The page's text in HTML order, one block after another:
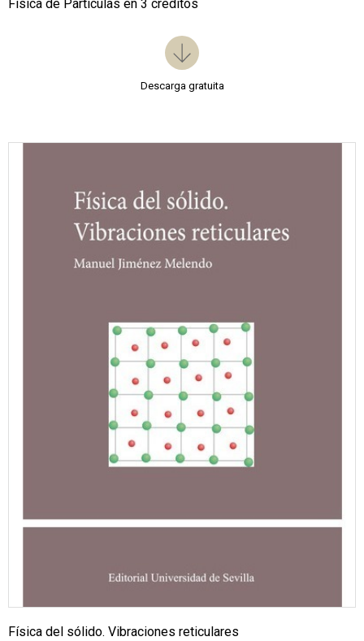
Física de Partículas en 3 créditos
Descarga gratuita
Física del sólido. Vibraciones reticulares